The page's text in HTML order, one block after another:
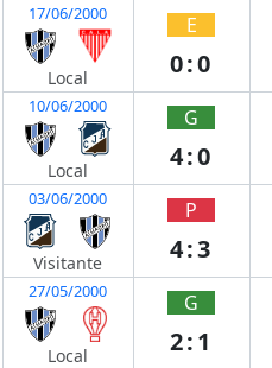
17/06/2000
Local
E
0:0
10/06/2000
Local
G
4:0
03/06/2000
Visitante
P
4:3
27/05/2000
Local
G
2:1